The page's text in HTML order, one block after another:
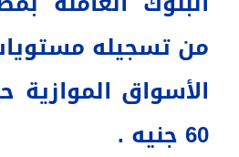
من تسجيله
الأسواق
60 جنيه .